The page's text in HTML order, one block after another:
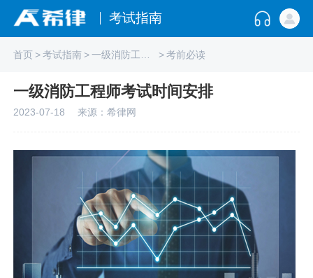
考试指南
首页>考试指南> > 考前必读
一级消防工程师考试时间安排
2023-07-18 来源：希律网